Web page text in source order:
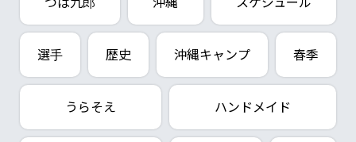
選手 歴史 沖縄キャンプ 春季
うらそえ ハンドメイド